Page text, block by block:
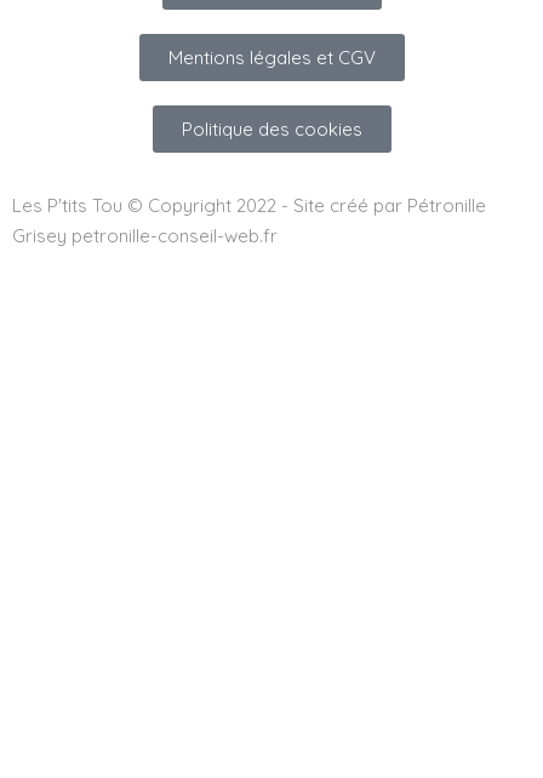
Mentions légales et CGV
Politique des cookies
Les P'tits Tou © Copyright 2022 - Site créé par Pétronille
Grisey petronille-conseil-web.fr